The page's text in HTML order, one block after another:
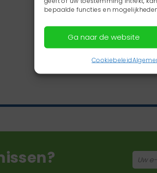
bepaalde functies en
Ga naar de website
Cookiebeleid